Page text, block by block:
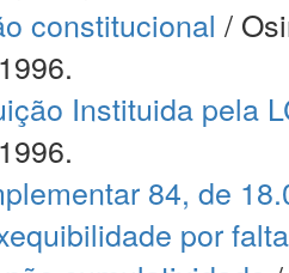
constitucional /
Instituida pela
84, de
por